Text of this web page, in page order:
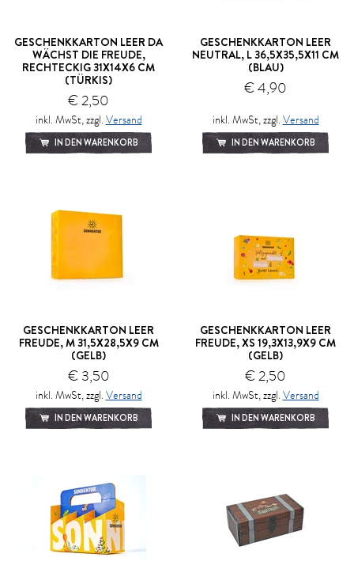
GESCHENKKARTON LEER DA
WÄCHST DIE FREUDE,
RECHTECKIG 31X14X6 CM
(TÜRKIS)
€ 2,50
inkl. MwSt, zzgl. Versand
IN DEN WARENKORB
GESCHENKKARTON LEER
NEUTRAL, L 36,5X35,5X11 CM
(BLAU)
€ 4,90
inkl. MwSt, zzgl. Versand
IN DEN WARENKORB
GESCHENKKARTON LEER
FREUDE, M 31,5X28,5X9 CM
(GELB)
€ 3,50
inkl. MwSt, zzgl. Versand
IN DEN WARENKORB
GESCHENKKARTON LEER
FREUDE, XS 19,3X13,9X9 CM
(GELB)
€ 2,50
inkl. MwSt, zzgl. Versand
IN DEN WARENKORB